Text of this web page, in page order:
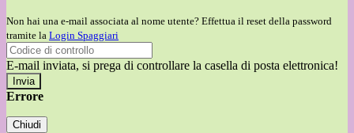
Non hai una e-mail associata al nome utente? Effettua il reset della password
tramite la Login Spaggiari
E-mail inviata, si prega di controllare la casella di posta elettronica!
Errore
Chiudi